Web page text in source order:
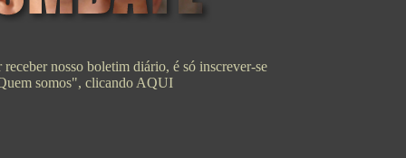
receber nosso boletim diário, é só inscrever-se
somos", clicandoAQUI